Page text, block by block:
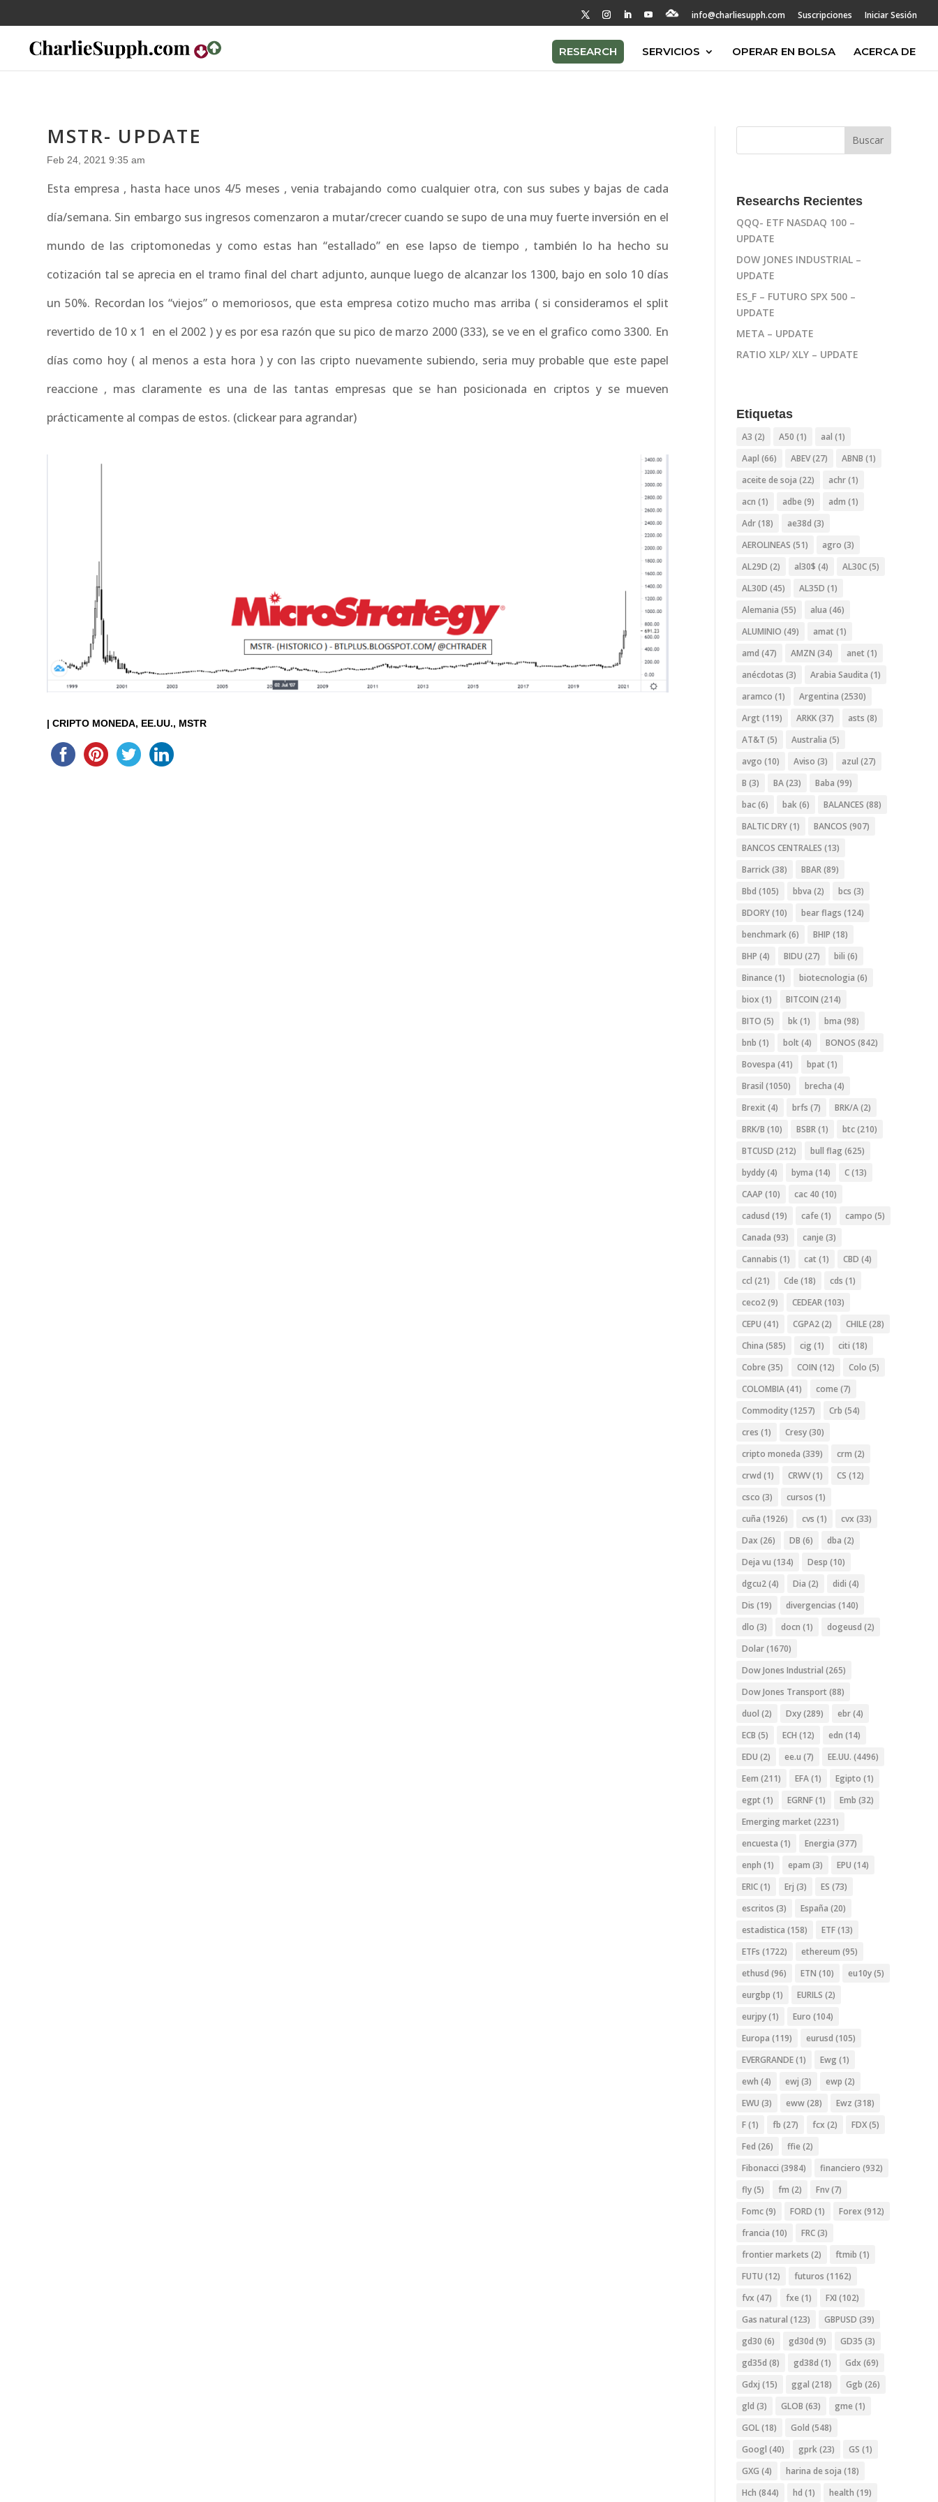
info@charliesupph.com Suscripciones Iniciar Sesión
RESEARCH SERVICIOS OPERAR EN BOLSA ACERCA DE
MSTR- UPDATE
Feb 24, 2021 9:35 am
Esta empresa , hasta hace unos 4/5 meses , venia trabajando como cualquier otra, con sus subes y bajas de cada
día/semana. Sin embargo sus ingresos comenzaron a mutar/crecer cuando se supo de una muy fuerte inversión en el
mundo de las criptomonedas y como estas han “estallado” en ese lapso de tiempo , también lo ha hecho su
cotización tal se aprecia en el tramo final del chart adjunto, aunque luego de alcanzar los 1300, bajo en solo 10 días
un 50%. Recordan los “viejos” o memoriosos, que esta empresa cotizo mucho mas arriba ( si consideramos el split
revertido de 10 x 1 en el 2002 ) y es por esa razón que su pico de marzo 2000 (333), se ve en el grafico como 3300. En
días como hoy ( al menos a esta hora ) y con las cripto nuevamente subiendo, seria muy probable que este papel
reaccione , mas claramente es una de las tantas empresas que se han posicionada en criptos y se mueven
prácticamente al compas de estos. (clickear para agrandar)
|CRIPTO MONEDA EE.UU. MSTR
Researchs Recientes
QQQ- ETF NASDAQ 100 –
UPDATE
DOW JONES INDUSTRIAL –
UPDATE
ES_F – FUTURO SPX 500 –
UPDATE
META – UPDATE
RATIO XLP/ XLY – UPDATE
Etiquetas
A3 (2) A50 (1) aal (1)
Aapl (66) ABEV(27) ABNB (1)
aceite de soja (22) achr(1)
acn (1) adbe (9) adm (1)
Adr(18) ae38d (3)
AEROLINEAS (51) agro (3)
AL29D (2) al30$ (4) AL30C(5)
AL30D (45) AL35D (1)
Alemania (55) alua (46)
ALUMINIO (49) amat (1)
amd (47) AMZN (34) anet (1)
anécdotas (3) Arabia Saudita (1)
aramco (1) Argentina (2530)
Argt (119) ARKK(37) asts (8)
AT&T (5) Australia (5)
avgo (10) Aviso (3) azul (27)
B (3) BA(23) Baba (99)
bac(6) bak(6) BALANCES (88)
BALTIC DRY(1) BANCOS (907)
BANCOS CENTRALES (13)
Barrick(38) BBAR(89)
Bbd (105) bbva (2) bcs (3)
BDORY(10) bear flags (124)
benchmark(6) BHIP (18)
BHP (4) BIDU (27) bili (6)
Binance (1) biotecnologia (6)
biox (1) BITCOIN (214)
BITO (5) bk(1) bma (98)
bnb (1) bolt (4) BONOS (842)
Bovespa (41) bpat (1)
Brasil (1050) brecha (4)
Brexit (4) brfs (7) BRK/A(2)
BRK/B (10) BSBR(1) btc(210)
BTCUSD (212) bull flag (625)
byddy(4) byma (14) C(13)
CAAP (10) cac 40 (10)
cadusd (19) cafe (1) campo (5)
Canada (93) canje (3)
Cannabis (1) cat (1) CBD (4)
ccl (21) Cde (18) cds (1)
ceco2(9) CEDEAR(103)
CEPU (41) CGPA2(2) CHILE(28)
China (585) cig (1) citi (18)
Cobre (35) COIN (12) Colo (5)
COLOMBIA(41) come (7)
Commodity(1257) Crb (54)
cres (1) Cresy(30)
cripto moneda (339) crm (2)
crwd (1) CRWV(1) CS (12)
csco (3) cursos (1)
cuña (1926) cvs (1) cvx (33)
Dax (26) DB (6) dba (2)
Deja vu (134) Desp (10)
dgcu2(4) Dia (2) didi (4)
Dis (19) divergencias (140)
dlo (3) docn (1) dogeusd (2)
Dolar(1670)
Dow Jones Industrial (265)
Dow Jones Transport (88)
duol (2) Dxy(289) ebr(4)
ECB (5) ECH (12) edn (14)
EDU (2) ee.u (7) EE.UU. (4496)
Eem (211) EFA(1) Egipto (1)
egpt (1) EGRNF(1) Emb (32)
Emerging market (2231)
encuesta (1) Energia (377)
enph (1) epam (3) EPU (14)
ERIC(1) Erj (3) ES (73)
escritos (3) España (20)
estadistica (158) ETF(13)
ETFs (1722) ethereum (95)
ethusd (96) ETN (10) eu10y(5)
eurgbp (1) EURILS (2)
eurjpy(1) Euro (104)
Europa (119) eurusd (105)
EVERGRANDE(1) Ewg (1)
ewh (4) ewj (3) ewp (2)
EWU (3) eww(28) Ewz (318)
F(1) fb (27) fcx (2) FDX(5)
Fed (26) ffie (2)
Fibonacci (3984) financiero (932)
fly(5) fm (2) Fnv(7)
Fomc(9) FORD (1) Forex (912)
francia (10) FRC(3)
frontier markets (2) ftmib (1)
FUTU (12) futuros (1162)
fvx (47) fxe (1) FXI (102)
Gas natural (123) GBPUSD (39)
gd30 (6) gd30d (9) GD35 (3)
gd35d (8) gd38d (1) Gdx (69)
Gdxj (15) ggal (218) Ggb (26)
gld (3) GLOB (63) gme (1)
GOL(18) Gold (548)
Googl (40) gprk(23) GS (1)
GXG (4) harina de soja (18)
Hch (844) hd (1) health (19)